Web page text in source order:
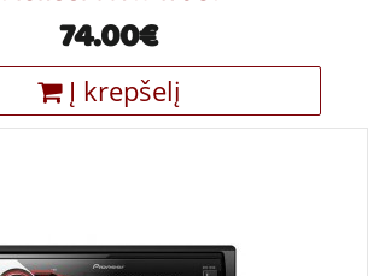
74.00€
Į krepšelį